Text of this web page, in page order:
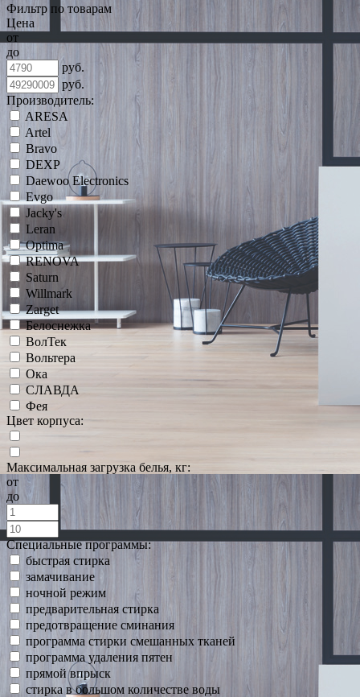
Фильтр по товарам
Цена
от
до
руб.
руб.
Производитель:
ARESA
Artel
Bravo
DEXP
Daewoo Electronics
Evgo
Jacky's
Leran
Optima
RENOVA
Saturn
Willmark
Zarget
Белоснежка
ВолТек
Вольтера
Ока
СЛАВДА
Фея
Цвет корпуса:
Максимальная загрузка белья, кг:
от
до
Специальные программы:
быстрая стирка
замачивание
ночной режим
предварительная стирка
предотвращение сминания
программа стирки смешанных тканей
программа удаления пятен
прямой впрыск
стирка в большом количестве воды